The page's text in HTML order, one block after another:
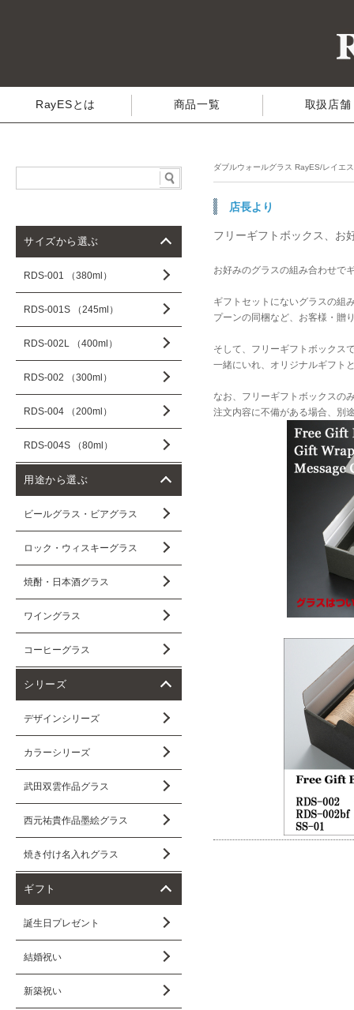
RayESとは 商品一覧 取扱店舗
ダブルウォールグラス RayES/レイエ
店長より
フリーギフトボックス、お
お好みのグラスの組み合わせで
ギフトセットにないグラスの組
プーンの同梱など、お客様・贈
そして、フリーギフトボックス
一緒にいれ、オリジナルギフト
なお、フリーギフトボックスの
注文内容に不備がある場合、別
サイズから選ぶ
RDS-001 （380ml）
RDS-001S （245ml）
RDS-002L （400ml）
RDS-002 （300ml）
RDS-004 （200ml）
RDS-004S （80ml）
用途から選ぶ
ビールグラス・ビアグラス
ロック・ウィスキーグラス
焼酎・日本酒グラス
ワイングラス
コーヒーグラス
シリーズ
デザインシリーズ
カラーシリーズ
武田双雲作品グラス
西元祐貴作品墨絵グラス
焼き付け名入れグラス
ギフト
誕生日プレゼント
結婚祝い
新築祝い